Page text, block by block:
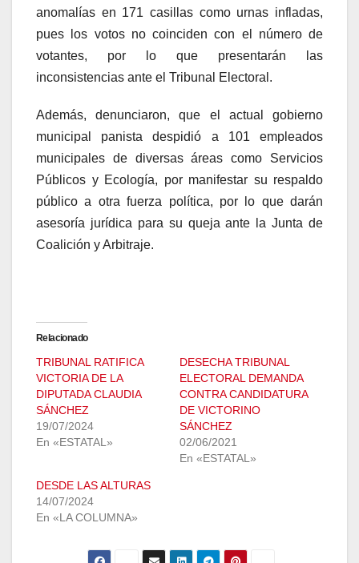
anomalías en 171 casillas como urnas infladas,
pues los votos no coinciden con el número de
votantes, por lo que presentarán las
inconsistencias ante el Tribunal Electoral.
Además, denunciaron, que el actual gobierno
municipal panista despidió a 101 empleados
municipales de diversas áreas como Servicios
Públicos y Ecología, por manifestar su respaldo
público a otra fuerza política, por lo que darán
asesoría jurídica para su queja ante la Junta de
Coalición y Arbitraje.
Relacionado
TRIBUNAL RATIFICA
VICTORIA DE LA
DIPUTADA CLAUDIA
SÁNCHEZ
19/07/2024
En «ESTATAL»
DESECHA TRIBUNAL
ELECTORAL DEMANDA
CONTRA CANDIDATURA
DE VICTORINO
SÁNCHEZ
02/06/2021
En «ESTATAL»
DESDE LAS ALTURAS
14/07/2024
En «LA COLUMNA»